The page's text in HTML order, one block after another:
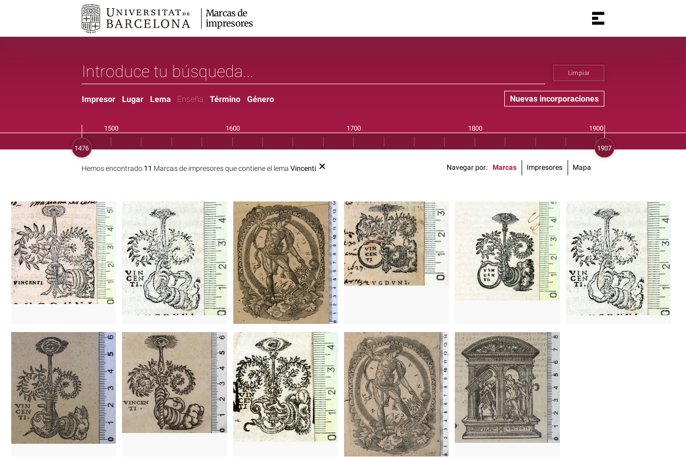
Marcas de
impresores
Limpiar
Nuevas incorporaciones
Impresor Lugar Lema Enseña Término Género
Hemos encontrado 11 Marcas de impresores que contiene el lema Vincenti Navegar por Marcas Impresores Mapa
1535 - 1550
Lyon (Francia)
1535 - 1550
Lyon (Francia)
1571 - 1626
Lyon (Francia)
1536 - 1568
Lyon (Francia)
t1544
Toulouse (Francia)
1536 - 1568
Lyon (Francia)
t1544
Toulouse (Francia)
1536 - 1568
Lyon (Francia)
Toulouse (Francia)
1536 - 1568
Lyon (Francia)
t1544
Toulouse (Francia)